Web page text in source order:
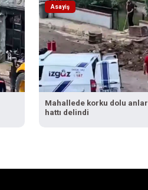
Asayiş
Mahallede korku dolu
hattı delindi